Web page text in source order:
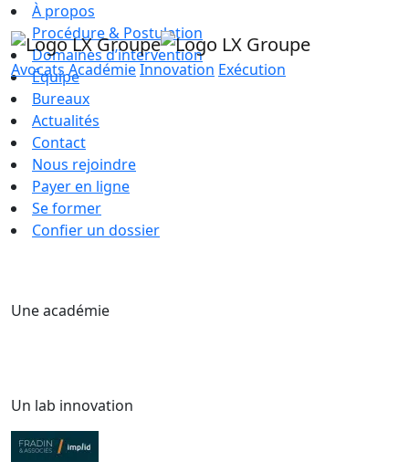
AvocatsAcadémieInnovation Exécution
À propos
Procédure & Postulation
Domaines d’intervention
Équipe
Bureaux
Actualités
Contact
Nous rejoindre
Payer en ligne
Se former
Confier un dossier
Une académie
Un lab innovation